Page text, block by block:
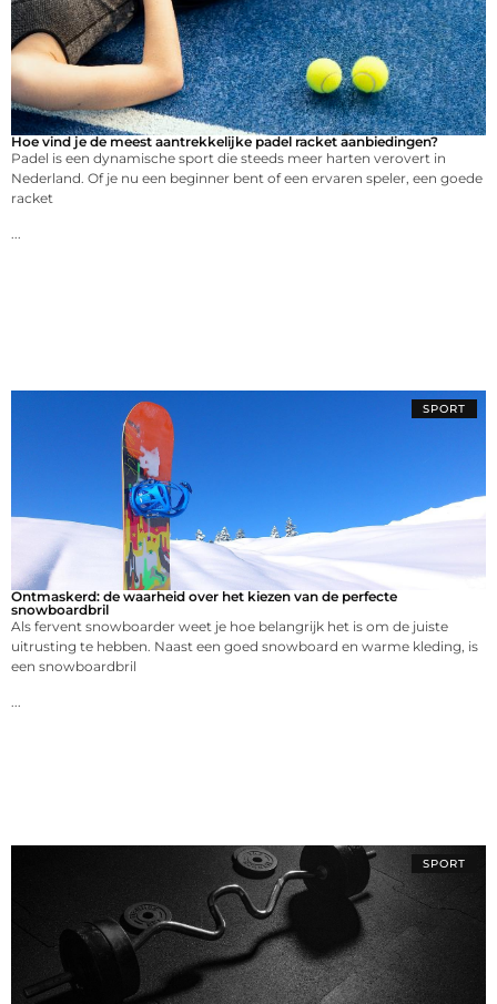
Hoe vind je de meest aantrekkelijke padel racket aanbiedingen?
Padel is een dynamische sport die steeds meer harten verovert in
Nederland. Of je nu een beginner bent of een ervaren speler, een goede
racket
...
SPORT
Ontmaskerd: de waarheid over het kiezen van de perfecte
snowboardbril
Als fervent snowboarder weet je hoe belangrijk het is om de juiste
uitrusting te hebben. Naast een goed snowboard en warme kleding, is
een snowboardbril
...
SPORT